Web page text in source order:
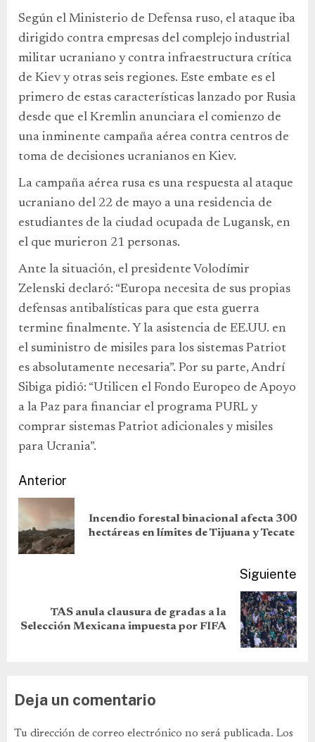
Según el Ministerio de Defensa ruso, el ataque iba
dirigido contra empresas del complejo industrial
militar ucraniano y contra infraestructura crítica
de Kiev y otras seis regiones. Este embate es el
primero de estas características lanzado por Rusia
desde que el Kremlin anunciara el comienzo de
una inminente campaña aérea contra centros de
toma de decisiones ucranianos en Kiev.
La campaña aérea rusa es una respuesta al ataque
ucraniano del 22 de mayo a una residencia de
estudiantes de la ciudad ocupada de Lugansk, en
el que murieron 21 personas.
Ante la situación, el presidente Volodímir
Zelenski declaró: “Europa necesita de sus propias
defensas antibalísticas para que esta guerra
termine finalmente. Y la asistencia de EE.UU. en
el suministro de misiles para los sistemas Patriot
es absolutamente necesaria”. Por su parte, Andrí
Sibiga pidió: “Utilicen el Fondo Europeo de Apoyo
a la Paz para financiar el programa PURL y
comprar sistemas Patriot adicionales y misiles
para Ucrania”.
Anterior
Incendio forestal binacional afecta 300
hectáreas en límites de Tijuana y Tecate
Siguiente
TAS anula clausura de gradas a la
Selección Mexicana impuesta por FIFA
Deja un comentario
Tu dirección de correo electrónico no será publicada. Los